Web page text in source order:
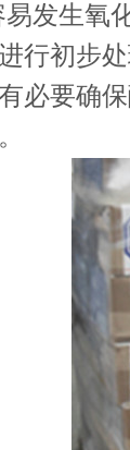
易发生
行初步
必要确